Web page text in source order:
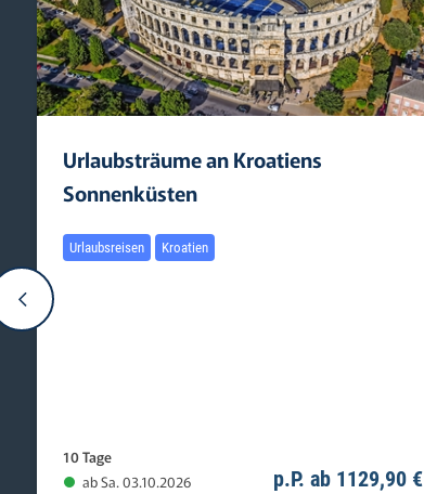
Urlaubsträume an Kroatiens
Sonnenküsten
Urlaubsreisen Kroatien
10 Tage
ab Sa. 03.10.2026
p.P. ab 1129,90 €